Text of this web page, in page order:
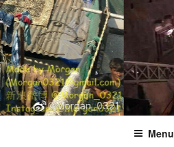
Menu